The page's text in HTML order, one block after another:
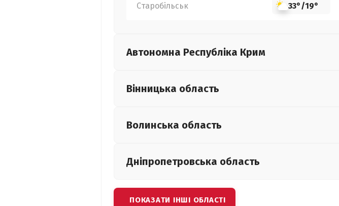
Старобільськ 33°/19°
Автономна Республіка Крим
Вінницька область
Волинська область
Дніпропетровська область
ПОКАЗАТИ ІНШІ ОБЛАСТІ